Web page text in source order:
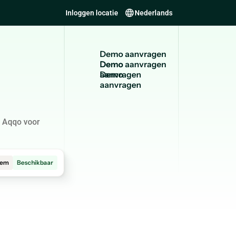
Inloggen locatie Nederlands
Demoaanvragen
Demo
aanvragen
Aqqo voor
Beschikbaar